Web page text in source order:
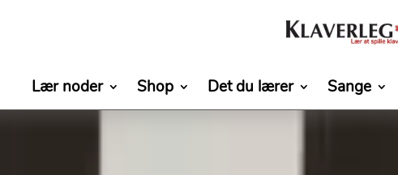
Lær noder Shop Det du lærer Sange